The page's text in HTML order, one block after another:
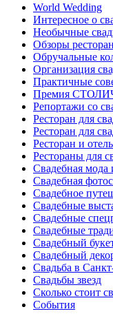
World Wedding
Интересное о
Необычные
Обзоры
Обручальные
Организация
Практичные
Премия
Репортажи со
Ресторан для
Ресторан для
Ресторан и
Рестораны для
Свадебная мода
Свадебная
Свадебное
Свадебные
Свадебные
Свадебные
Свадебный
Свадебный
Свадьба в
Свадьбы звезд
Сколько стоит
События